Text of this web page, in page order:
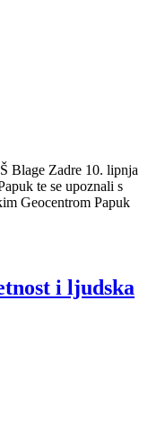
Blage Zadre 10. lipnja
te se upoznali s
Geocentrom Papuk
i ljudska